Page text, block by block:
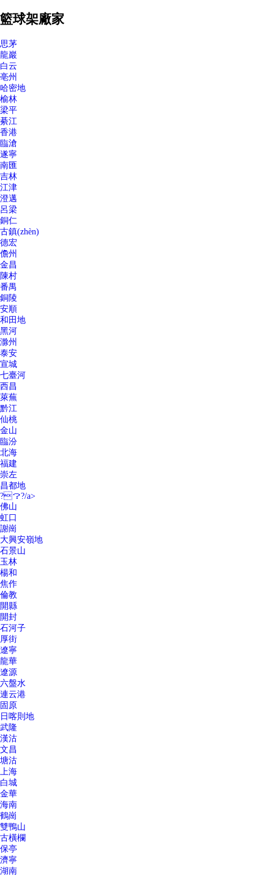
籃球架廠家
思茅
龍巖
白云
亳州
哈密地
榆林
梁平
綦江
香港
臨滄
遂寧
南匯
吉林
江津
澄邁
呂梁
銅仁
古鎮(zhèn)
德宏
儋州
金昌
陳村
番禺
銅陵
安順
和田地
黑河
滁州
泰安
宣城
七臺河
西昌
萊蕪
黔江
仙桃
金山
臨汾
北海
福建
崇左
昌都地
?？?/a>
佛山
虹口
謝崗
大興安嶺地
石景山
玉林
楊和
焦作
倫教
開縣
開封
石河子
厚街
遼寧
龍華
遼源
六盤水
連云港
固原
日喀則地
武隆
漢沽
文昌
塘沽
上海
白城
金華
海南
鶴崗
雙鴨山
古橫欄
保亭
濟寧
湖南